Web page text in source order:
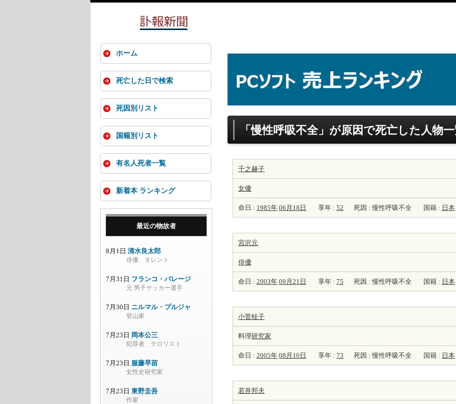
「慢性呼吸不全」が原因で死亡した人物
千之赫子
女優
命日 : 1985年 06月18日 享年 : 52 死因 : 慢性呼吸不全 国籍 : 日本
宮沢元
俳優
命日 : 2003年 09月21日 享年 : 75 死因 : 慢性呼吸不全 国籍 : 日本
小菅桂子
料理研究家
命日 : 2005年 08月10日 享年 : 73 死因 : 慢性呼吸不全 国籍 : 日本
若井邦夫
ホーム
死亡した日で検索
死因別リスト
国籍別リスト
有名人死者一覧
新着本 ランキング
最近の物故者
8月1日 清水良太郎
俳優、タレント
7月31日 フランコ・バレージ
元 男子サッカー選手
7月30日 ニルマル・プルジャ
登山家
7月23日 岡本公三
犯罪者、テロリスト
7月23日 服藤早苗
女性史研究家
7月23日 東野圭吾
作家